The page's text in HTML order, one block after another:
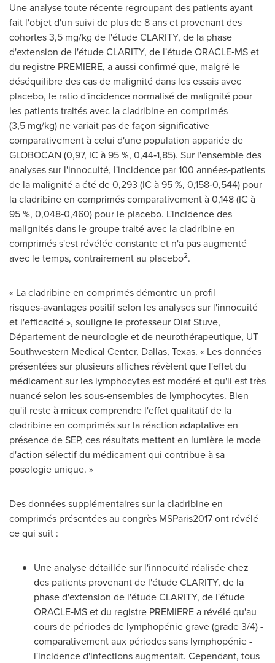
Une analyse toute récente regroupant des patients ayant
fait l'objet d'un suivi de plus de 8 ans et provenant des
cohortes 3,5 mg/kg de l'étude CLARITY, de la phase
d'extension de l'étude CLARITY, de l'étude ORACLE‑MS et
du registre PREMIERE, a aussi confirmé que, malgré le
déséquilibre des cas de malignité dans les essais avec
placebo, le ratio d'incidence normalisé de malignité pour
les patients traités avec la cladribine en comprimés
(3,5 mg/kg) ne variait pas de façon significative
comparativement à celui d'une population appariée de
GLOBOCAN (0,97, IC à 95 %, 0,44‑1,85). Sur l'ensemble des
analyses sur l'innocuité, l'incidence par 100 années‑patients
de la malignité a été de 0,293 (IC à 95 %, 0,158‑0,544) pour
la cladribine en comprimés comparativement à 0,148 (IC à
95 %, 0,048‑0,460) pour le placebo. L'incidence des
malignités dans le groupe traité avec la cladribine en
comprimés s'est révélée constante et n'a pas augmenté
avec le temps, contrairement au placebo2.
« La cladribine en comprimés démontre un profil
risques‑avantages positif selon les analyses sur l'innocuité
et l'efficacité », souligne le professeurOlaf Stuve,
Département de neurologie et de neurothérapeutique, UT
Southwestern Medical Center, Dallas, Texas. « Les données
présentées sur plusieurs affiches révèlent que l'effet du
médicament sur les lymphocytes est modéré et qu'il est très
nuancé selon les sous‑ensembles de lymphocytes. Bien
qu'il reste à mieux comprendre l'effet qualitatif de la
cladribine en comprimés sur la réaction adaptative en
présence de SEP, ces résultats mettent en lumière le mode
d'action sélectif du médicament qui contribue à sa
posologie unique. »
Des données supplémentaires sur la cladribine en
comprimés présentées au congrès MSParis2017 ont révélé
ce qui suit :
Une analyse détaillée sur l'innocuité réalisée chez
des patients provenant de l'étude CLARITY, de la
phase d'extension de l'étude CLARITY, de l'étude
ORACLE‑MS et du registre PREMIERE a révélé qu'au
cours de périodes de lymphopénie grave (grade 3/4) -
comparativement aux périodes sans lymphopénie -
l'incidence d'infections augmentait. Cependant, tous